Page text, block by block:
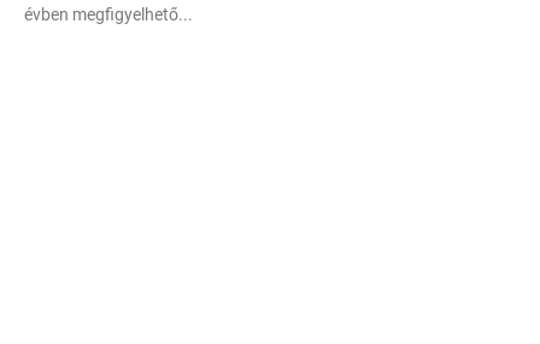
évben megfigyelhető